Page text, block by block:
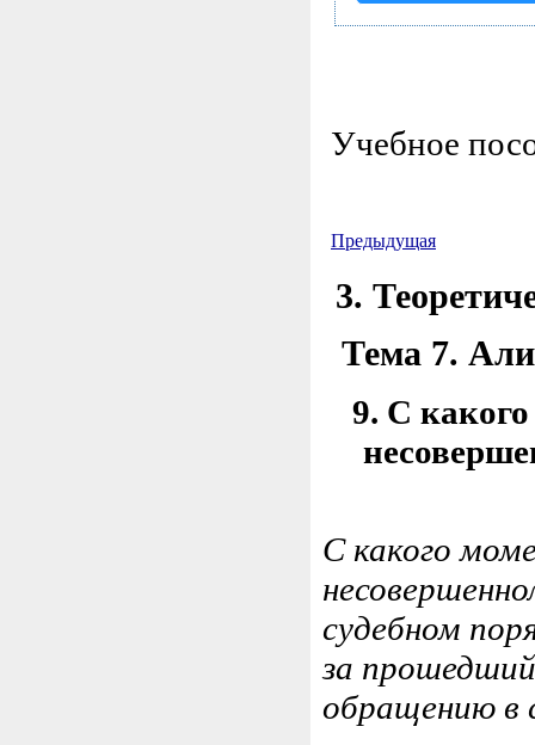
Учебное
Предыдущая
3.
Тема 7.
9. С
С какого
судебном
за
обращению в